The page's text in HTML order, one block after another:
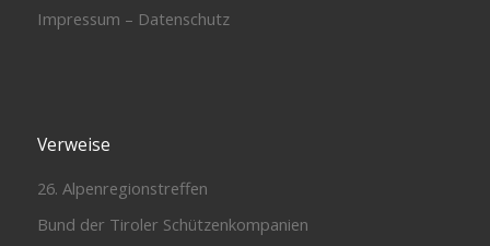
Impressum – Datenschutz
Verweise
26. Alpenregionstreffen
Bund der Tiroler Schützenkompanien